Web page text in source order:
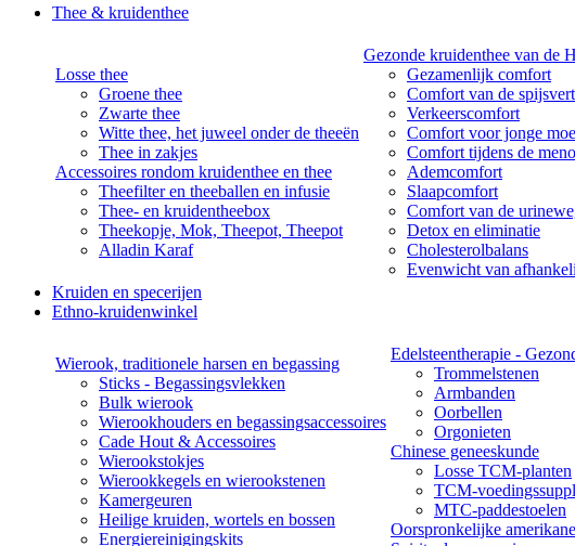
Thee & kruidenthee
Losse thee
Groene thee
Zwarte thee
Witte thee, het juweel onder de theeën
Thee in zakjes
Accessoires rondom kruidenthee en thee
Theefilter en theeballen en infusie
Thee- en kruidentheebox
Theekopje, Mok, Theepot, Theepot
Alladin Karaf
Gezonde kruidenthee van de
Gezamenlijk comfort
Comfort van de
Verkeerscomfort
Comfort voor jonge
Comfort tijdens de
Ademcomfort
Slaapcomfort
Comfort van de
Detox en eliminatie
Cholesterolbalans
Evenwicht van
Kruiden en specerijen
Ethno-kruidenwinkel
Wierook, traditionele harsen en begassing
Sticks - Begassingsvlekken
Bulk wierook
Wierookhouders en begassingsaccessoires
Cade Hout & Accessoires
Wierookstokjes
Wierookkegels en wierookstenen
Kamergeuren
Heilige kruiden, wortels en bossen
Energiereinigingskits
Edelsteentherapie -
Trommelstenen
Armbanden
Oorbellen
Orgonieten
Chinese geneeskunde
Losse TCM-planten
TCM-
MTC-paddestoelen
Oorspronkelijke